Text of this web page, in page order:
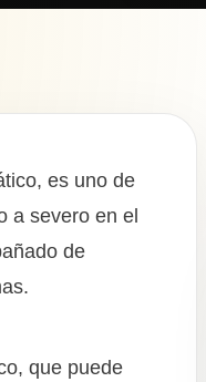
es uno de
a severo en el
de
que puede